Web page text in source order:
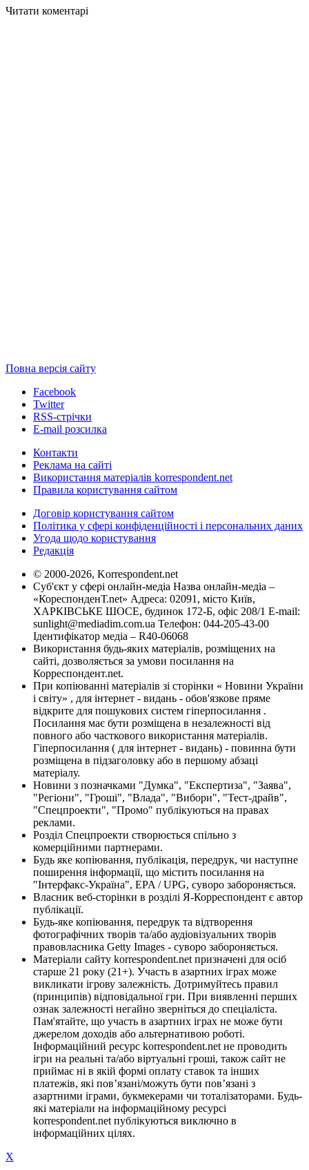
Читати коментарі
Повна версія сайту
Facebook
Twitter
RSS-стрічки
E-mail розсилка
Контакти
Реклама на сайті
Використання матеріалів korrespondent.net
Правила користування сайтом
Договір користування сайтом
Політика у сфері конфіденційності і персональних даних
Угода щодо користування
Редакція
© 2000-2026, Korrespondent.net
Суб'єкт у сфері онлайн-медіа Назва онлайн-медіа –
«КореспонденТ.net» Адреса: 02091, місто Київ,
ХАРКІВСЬКЕ ШОСЕ, будинок 172-Б, офіс 208/1 E-mail:
sunlight@mediadim.com.ua Телефон: 044-205-43-00
Ідентифікатор медіа – R40-06068
Використання будь-яких матеріалів, розміщених на
сайті, дозволяється за умови посилання на
Корреспондент.net.
При копіюванні матеріалів зі сторінки « Новини України
і світу» , для інтернет - видань - обов'язкове пряме
відкрите для пошукових систем гіперпосилання .
Посилання має бути розміщена в незалежності від
повного або часткового використання матеріалів.
Гіперпосилання ( для інтернет - видань) - повинна бути
розміщена в підзаголовку або в першому абзаці
матеріалу.
Новини з позначками "Думка", "Експертиза", "Заява",
"Регіони", "Гроші", "Влада", "Вибори", "Тест-драйв",
"Спецпроекти", "Промо" публікуються на правах
реклами.
Розділ Спецпроекти створюється спільно з
комерційними партнерами.
Будь яке копіювання, публікація, передрук, чи наступне
поширення інформації, що містить посилання на
"Інтерфакс-Україна", EPA / UPG, суворо забороняється.
Власник веб-сторінки в розділі Я-Корреспондент є автор
публікації.
Будь-яке копіювання, передрук та відтворення
фотографічних творів та/або аудіовізуальних творів
правовласника Getty Images - суворо забороняється.
Матеріали сайту korrespondent.net призначені для осіб
старше 21 року (21+). Участь в азартних іграх може
викликати ігрову залежність. Дотримуйтесь правил
(принципів) відповідальної гри. При виявленні перших
ознак залежності негайно зверніться до спеціаліста.
Пам'ятайте, що участь в азартних іграх не може бути
джерелом доходів або альтернативою роботі.
Інформаційний ресурс korrespondent.net не проводить
ігри на реальні та/або віртуальні гроші, також сайт не
приймає ні в якій формі оплату ставок та інших
платежів, які пов’язані/можуть бути пов’язані з
азартними іграми, букмекерами чи тоталізаторами. Будь-
які матеріали на інформаційному ресурсі
korrespondent.net публікуються виключно в
інформаційних цілях.
X